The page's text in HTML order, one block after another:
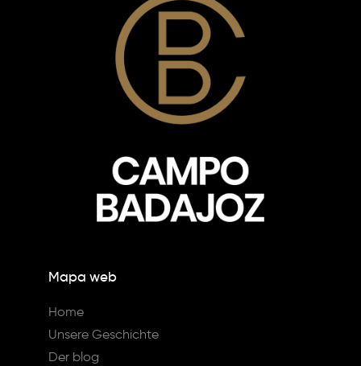
Mapa web
Home
Unsere Geschichte
Der blog